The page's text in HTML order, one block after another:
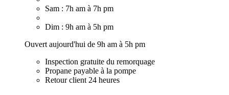
Sam : 7h am à 7h pm
Dim : 9h am à 5h pm
Ouvert aujourd'hui de 9h am à 5h pm
Inspection gratuite du remorquage
Propane payable à la pompe
Retour client 24 heures